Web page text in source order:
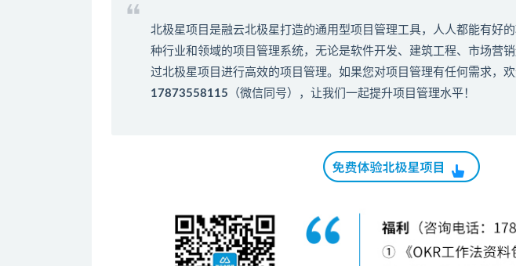
北极星项目是融云北极星打造的通用型项目管理工具，人人都能有好的
种行业和领域的项目管理系统 ，无论是软件开发、建筑工程、市场营
过北极星项目进行高效的项目管理。如果您对项目管理有任何需求，
17873558115 （微信同号），让我们一起提升项目管理水平！​